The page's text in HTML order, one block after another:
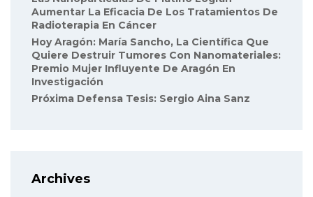
Aumentar La Eficacia De Los Tratamientos De
Radioterapia En Cáncer
Hoy Aragón: María Sancho, La Científica Que
Quiere Destruir Tumores Con Nanomateriales:
Premio Mujer Influyente De Aragón En
Investigación
Próxima Defensa Tesis: Sergio Aina Sanz
Archives